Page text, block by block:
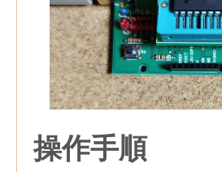
操作手順